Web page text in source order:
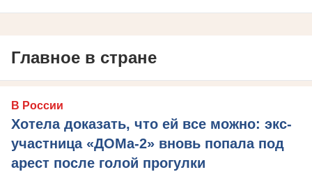
Главное в стране
В России
Хотела доказать, что ей все можно: экс-
участница «ДОМа-2» вновь попала под
арест после голой прогулки